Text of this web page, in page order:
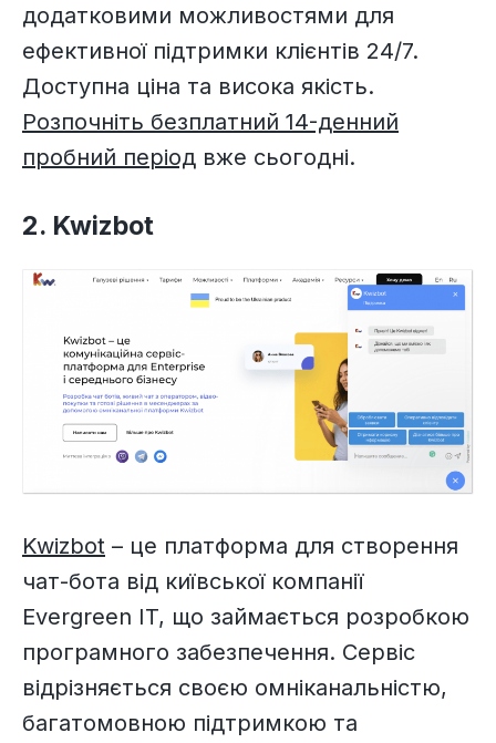
додатковими можливостями для
ефективної підтримки клієнтів 24/7.
Доступна ціна та висока якість.
Розпочніть безплатний 14-денний
пробний період вже сьогодні.
2. Kwizbot
Kwizbot – це платформа для створення
чат-бота від київської компанії
Evergreen IT, що займається розробкою
програмного забезпечення. Сервіс
відрізняється своєю омніканальністю,
багатомовною підтримкою та